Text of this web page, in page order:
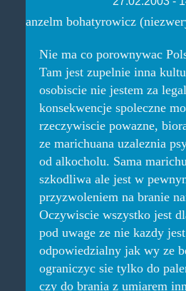
anzelm bohatyrowicz
Nie ma co porownywac
Tam jest zupelnie inna
osobiscie nie jestem za
konsekwencje spoleczne
rzeczywiscie powazne,
ze marichuana uzaleznia
od alkocholu. Sama
szkodliwa ale jest w
przyzwoleniem na branie
Oczywiscie wszystko jest
pod uwage ze nie kazdy
odpowiedzialny jak wy ze
ograniczyc sie tylko do
czy do brania z umiarem